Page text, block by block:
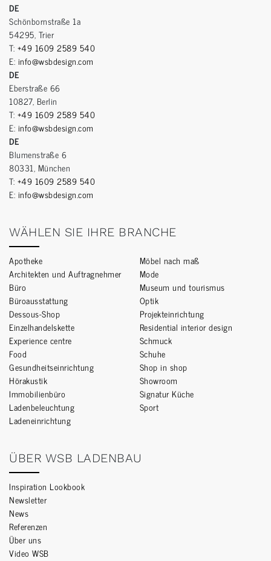
DE
Schönbornstraße 1a
54295, Trier
T: +49 1609 2589 540
E: info@wsbdesign.com
DE
Eberstraße 66
10827, Berlin
T: +49 1609 2589 540
E: info@wsbdesign.com
DE
Blumenstraße 6
80331, München
T: +49 1609 2589 540
E: info@wsbdesign.com
WÄHLEN SIE IHRE BRANCHE
Apotheke
Architekten und Auftragnehmer
Büro
Büroausstattung
Dessous-Shop
Einzelhandelskette
Experience centre
Food
Gesundheitseinrichtung
Hörakustik
Immobilienbüro
Ladenbeleuchtung
Ladeneinrichtung
Möbel nach maß
Mode
Museum und tourismus
Optik
Projekteinrichtung
Residential interior design
Schmuck
Schuhe
Shop in shop
Showroom
Signatur Küche
Sport
ÜBER WSB LADENBAU
Inspiration Lookbook
Newsletter
News
Referenzen
Über uns
Video WSB